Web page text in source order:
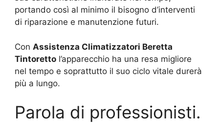
portando così al minimo il bisogno d’interventi
di riparazione e manutenzione futuri.
Con Assistenza Climatizzatori Beretta
Tintoretto l’apparecchio ha una resa migliore
nel tempo e soprattutto il suo ciclo vitale durerà
più a lungo.
Parola di professionisti.